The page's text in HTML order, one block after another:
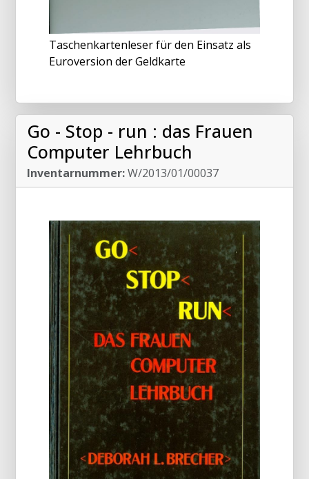
Taschenkartenleser für den Einsatz als
Euroversion der Geldkarte
Go - Stop - run : das Frauen
Computer Lehrbuch
Inventarnummer:W/2013/01/00037